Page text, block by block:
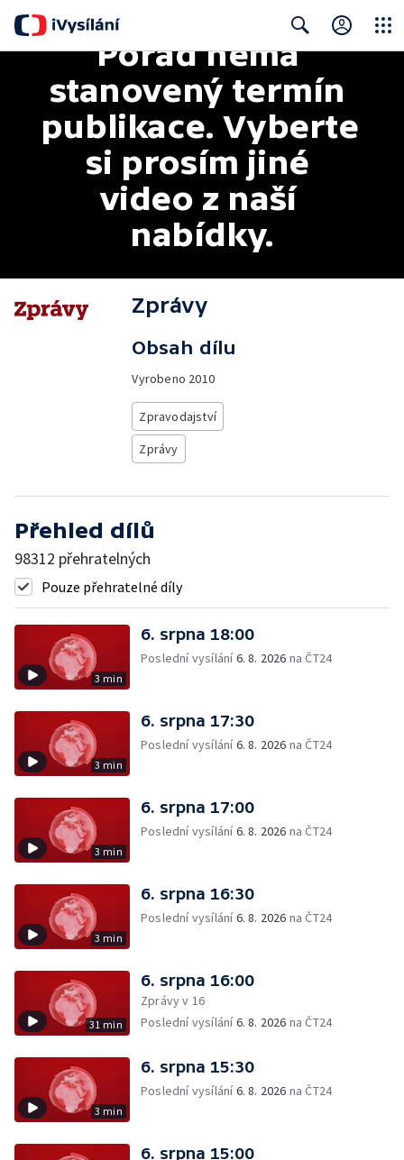
Search
Pořad nemá
stanovený termín
publikace. Vyberte
si prosím jiné
video z naší
nabídky.
Zprávy
Obsah dílu
Vyrobeno 2010
Zpravodajství
Zprávy
Přehled dílů
98312 přehratelných
Pouze přehratelné díly
3 min
6. srpna 18:00
Poslední vysílání6. 8. 2026 na ČT24
3 min
6. srpna 17:30
Poslední vysílání6. 8. 2026 na ČT24
3 min
6. srpna 17:00
Poslední vysílání6. 8. 2026 na ČT24
3 min
6. srpna 16:30
Poslední vysílání6. 8. 2026 na ČT24
31 min
6. srpna 16:00
Zprávy v 16
Poslední vysílání6. 8. 2026 na ČT24
3 min
6. srpna 15:30
Poslední vysílání6. 8. 2026 na ČT24
6. srpna 15:00